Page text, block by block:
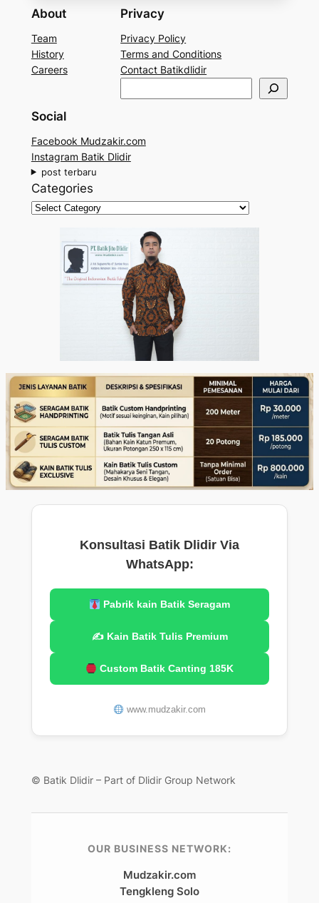
About
Team
History
Careers
Privacy
Privacy Policy
Terms and Conditions
Contact Batikdlidir
e
c
h
Social
Facebook Mudzakir.com
Instagram Batik Dlidir
post terbaru
Categories
Konsultasi Batik Dlidir Via
WhatsApp:
Pabrik kain Batik Seragam
✍️ Kain Batik Tulis Premium
Custom Batik Canting 185K
www.mudzakir.com
© Batik Dlidir – Part of Dlidir Group Network
OUR BUSINESS NETWORK:
Mudzakir.com
Tengkleng Solo